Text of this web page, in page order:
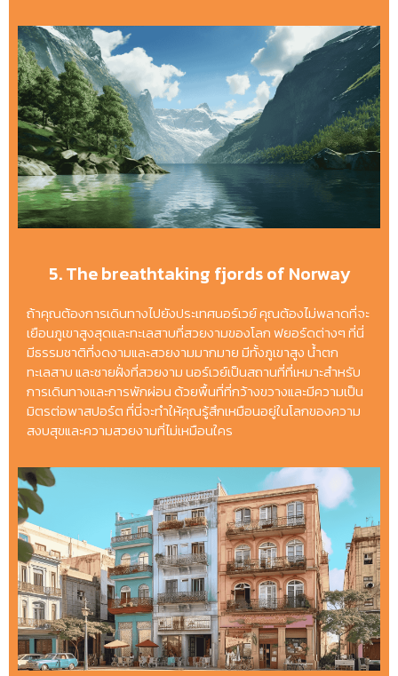
5. The breathtaking fjords of Norway
ถ้าคุณต้องการเดินทางไปยังประเทศนอร์เวย์ คุณต้องไม่พลาดที่จะ
เยือนภูเขาสูงสุดและทะเลสาบที่สวยงามของโลก ฟยอร์ดต่างๆ ที่นี่
มีธรรมชาติที่งดงามและสวยงามมากมาย มีทั้งภูเขาสูง น้ำตก
ทะเลสาบ และชายฝั่งที่สวยงาม นอร์เวย์เป็นสถานที่ที่เหมาะสำหรับ
การเดินทางและการพักผ่อน ด้วยพื้นที่ที่กว้างขวางและมีความเป็น
มิตรต่อพาสปอร์ต ที่นี่จะทำให้คุณรู้สึกเหมือนอยู่ในโลกของความ
สงบสุขและความสวยงามที่ไม่เหมือนใคร